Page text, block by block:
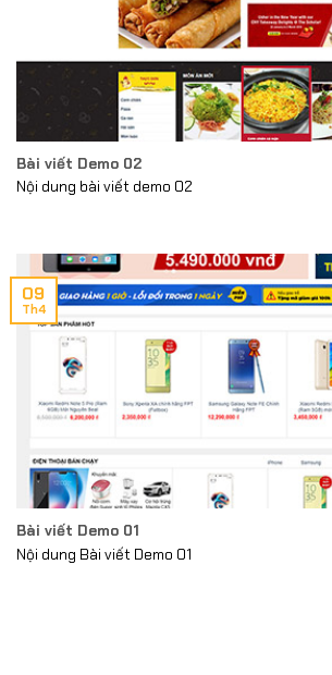
Bài viết Demo 02
Nội dung bài viết demo 02
Bài viết Demo 01
Nội dung Bài viết Demo 01
09
Th4